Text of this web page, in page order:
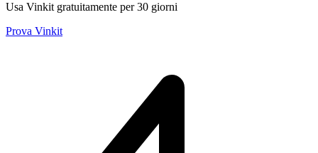
Usa Vinkit gratuitamente per 30 giorni
Prova Vinkit